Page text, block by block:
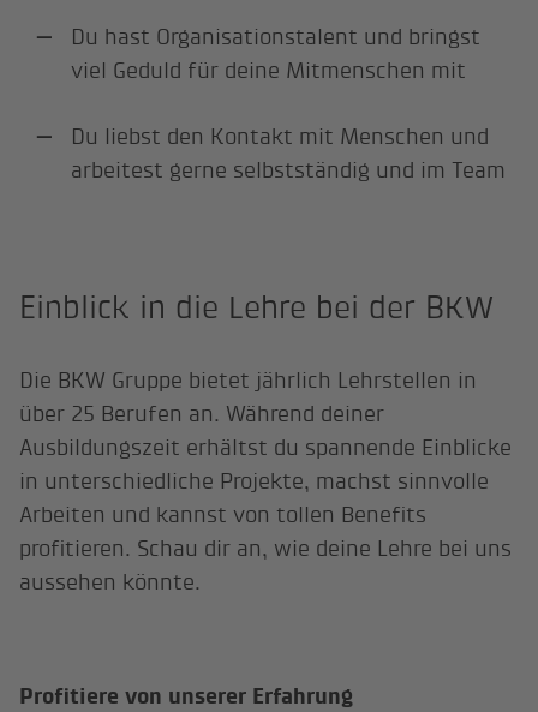
Du hast Organisationstalent und bringst
viel Geduld für deine Mitmenschen mit
Du liebst den Kontakt mit Menschen und
arbeitest gerne selbstständig und im Team
Einblick in die Lehre bei der BKW
Die BKW Gruppe bietet jährlich Lehrstellen in
über 25 Berufen an. Während deiner
Ausbildungszeit erhältst du spannende Einblicke
in unterschiedliche Projekte, machst sinnvolle
Arbeiten und kannst von tollen Benefits
profitieren. Schau dir an, wie deine Lehre bei uns
aussehen könnte.
Profitiere von unserer Erfahrung